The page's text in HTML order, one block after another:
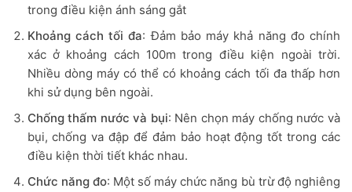
trong điều kiện ánh sáng gắt
Khoảng cách tối đa: Đảm bảo máy khả năng đo chính
xác ở khoảng cách 100m trong điều kiện ngoài trời.
Nhiều dòng máy có thể có khoảng cách tối đa thấp hơn
khi sử dụng bên ngoài.
Chống thấm nước và bụi: Nên chọn máy chống nước và
bụi, chống va đập để đảm bảo hoạt động tốt trong các
điều kiện thời tiết khác nhau.
Chức năng đo: Một số máy chức năng bù trừ độ nghiêng